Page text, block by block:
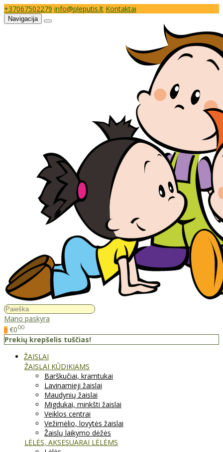
+37067502279 info@pleputis.lt Kontaktai
Navigacija
Mano paskyra
0 €000
Prekių krepšelis tuščias!
ŽAISLAI
ŽAISLAI KŪDIKIAMS
Barškučiai, kramtukai
Lavinamieji žaislai
Maudynių žaislai
Migdukai, minkšti žaislai
Veiklos centrai
Vežimėlio, lovytės žaislai
Žaislų laikymo dėžės
LĖLĖS, AKSESUARAI LĖLĖMS